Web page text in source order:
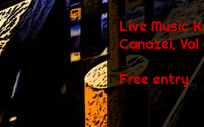
Live Music
Canazei,
Free entry